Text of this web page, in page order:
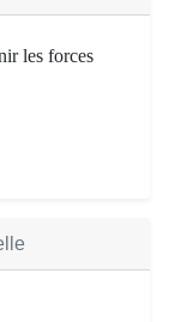
les forces